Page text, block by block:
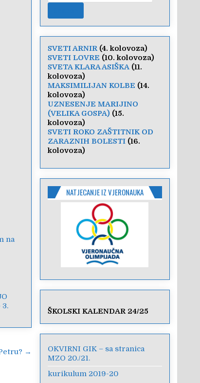
na
3.
→
SVETI ARNIR(4. kolovoza)
SVETI LOVRE (10. kolovoza)
SVETA KLARA ASIŠKA(11.
kolovoza)
MAKSIMILIJAN KOLBE (14.
kolovoza)
UZNESENJE MARIJINO
(VELIKA GOSPA) (15.
kolovoza)
SVETI ROKO ZAŠTITNIK OD
ZARAZNIH BOLESTI(16.
kolovoza)
NATJECANJE IZ VJERONAUKA
ŠKOLSKI KALENDAR 24/25
OKVIRNI GIK – sa stranica
MZO 20./21.
kurikulum 2019-20